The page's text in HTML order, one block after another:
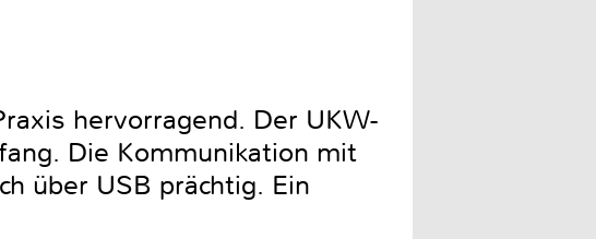
hervorragend. Der UKW-
Die Kommunikation mit
über USB prächtig. Ein